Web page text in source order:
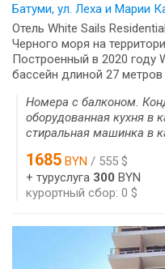
Батуми, ул. Леха и Марии
Отель White Sails
Черного моря на
Построенный в 2020 году
бассейн длиной 27 метров
Номера с балконом.
оборудованная кухня в
стиральная машинка в
1685 BYN / 555 $
+ туруслуга 300 BYN
курортный сбор: 0 $